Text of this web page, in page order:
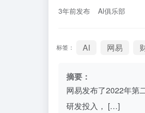
3年前发布 AI俱乐部
标签： AI 网易
摘要：
网易发布了2022年第
研发投入， […]